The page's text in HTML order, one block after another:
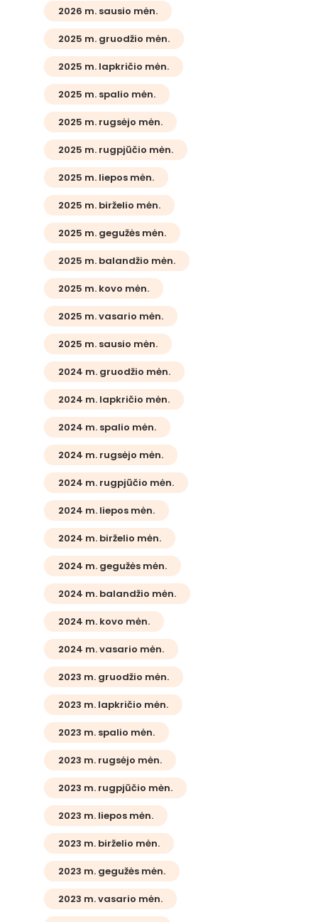
2026 m. sausio mėn.
2025 m. gruodžio mėn.
2025 m. lapkričio mėn.
2025 m. spalio mėn.
2025 m. rugsėjo mėn.
2025 m. rugpjūčio mėn.
2025 m. liepos mėn.
2025 m. birželio mėn.
2025 m. gegužės mėn.
2025 m. balandžio mėn.
2025 m. kovo mėn.
2025 m. vasario mėn.
2025 m. sausio mėn.
2024 m. gruodžio mėn.
2024 m. lapkričio mėn.
2024 m. spalio mėn.
2024 m. rugsėjo mėn.
2024 m. rugpjūčio mėn.
2024 m. liepos mėn.
2024 m. birželio mėn.
2024 m. gegužės mėn.
2024 m. balandžio mėn.
2024 m. kovo mėn.
2024 m. vasario mėn.
2023 m. gruodžio mėn.
2023 m. lapkričio mėn.
2023 m. spalio mėn.
2023 m. rugsėjo mėn.
2023 m. rugpjūčio mėn.
2023 m. liepos mėn.
2023 m. birželio mėn.
2023 m. gegužės mėn.
2023 m. vasario mėn.